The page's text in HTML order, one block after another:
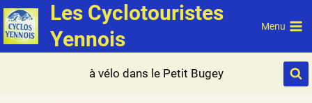
Aller
au
contenu
Les Cyclotouristes
Yennois
Menu
à vélo dans le Petit Bugey